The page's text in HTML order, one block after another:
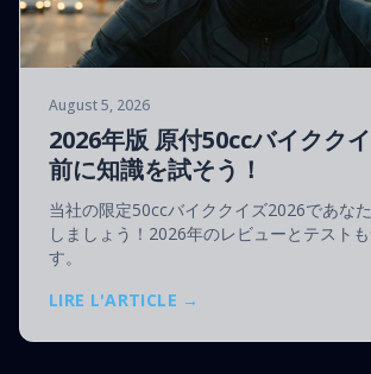
August 5, 2026
2026年版 原付50ccバイクク
前に知識を試そう！
当社の限定50ccバイククイズ2026であな
しましょう！2026年のレビューとテスト
す。
LIRE L'ARTICLE →